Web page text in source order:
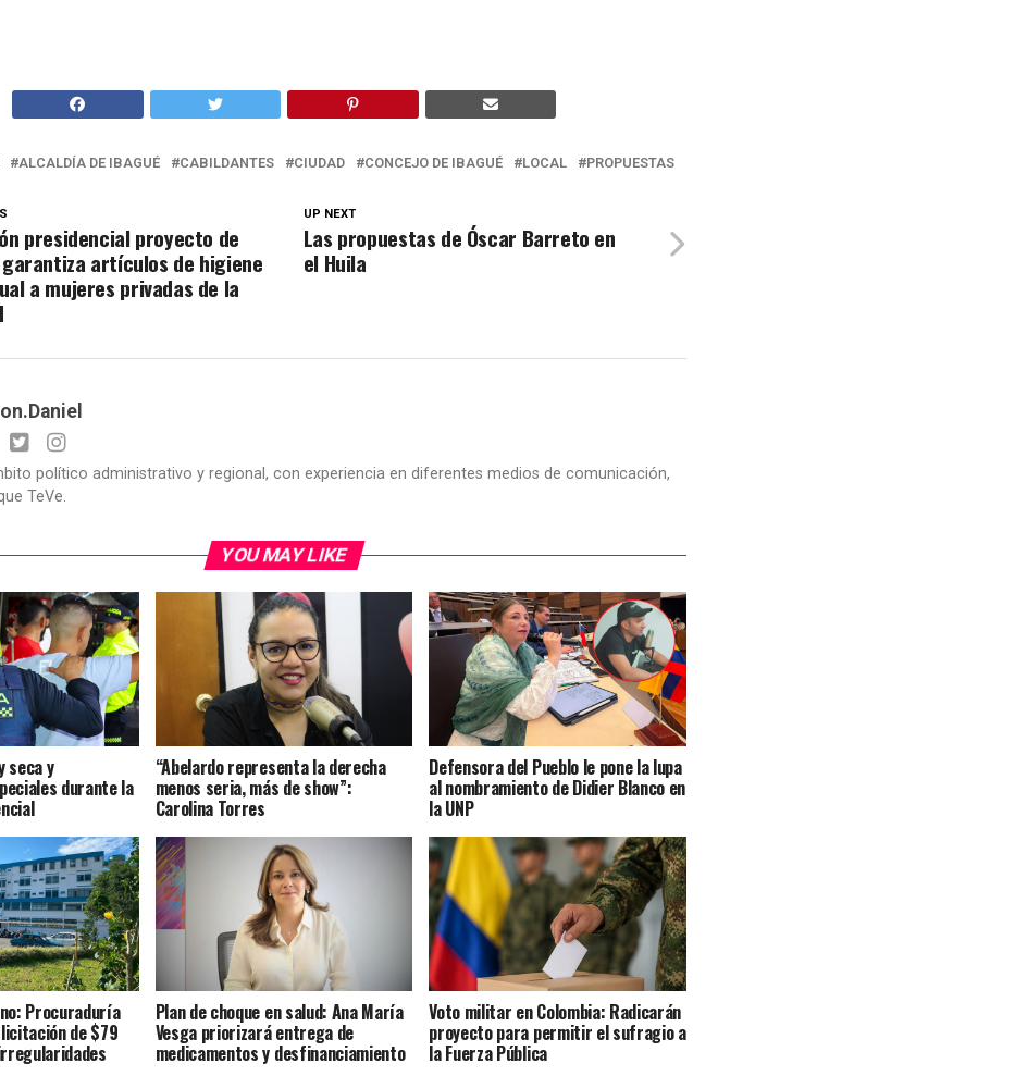
ALCALDÍA DE IBAGUÉ CABILDANTES CIUDAD CONCEJO DE IBAGUÉ LOCAL PROPUESTAS
UP NEXT
Las propuestas de Óscar Barreto en
el Huila
presidencial proyecto de
artículos de higiene
a mujeres privadas de la
político administrativo y regional, con experiencia en diferentes medios de comunicación,
TeVe.
YOU MAY LIKE
seca y
durante la
“Abelardo representa la derecha
menos seria, más de show”:
Carolina Torres
Defensora del Pueblo le pone la lupa
al nombramiento de Didier Blanco en
la UNP
Procuraduría
de $79
Plan de choque en salud: Ana María
Vesga priorizará entrega de
medicamentos y desfinanciamiento
Voto militar en Colombia: Radicarán
proyecto para permitir el sufragio a
la Fuerza Pública